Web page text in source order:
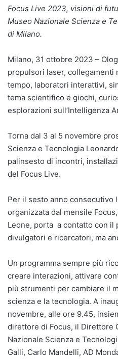
Focus Live 2023, visioni di
Museo Nazionale Scienza e
di Milano.
Milano, 31 ottobre 2023 –
propulsori laser, collegamenti
tempo, laboratori interattivi,
tema scientifico e giochi,
esplorazioni sull’Intelligenza
Torna dal 3 al 5 novembre
Scienza e Tecnologia
palinsesto di incontri,
del Focus Live.
Per il sesto anno consecutivo
organizzata dal mensile
Leone, porta a contatto con il
divulgatori e ricercatori, ma
Un programma sempre più
creare interazioni, attivare
più strumenti per cambiare il
scienza e la tecnologia. A
novembre, alle ore 9.45,
direttore di Focus, il Direttore
Nazionale Scienza e
Galli, Carlo Mandelli, AD